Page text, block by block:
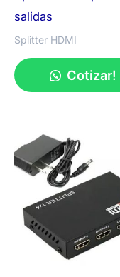
salidas
Splitter HDMI
Cotizar!